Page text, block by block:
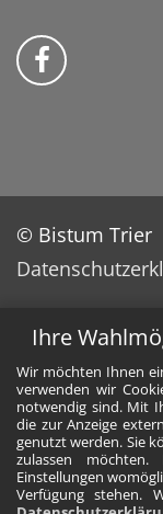
Ihre
Wir möchten Ihnen
verwenden wir
notwendig sind. Mit
die zur Anzeige
genutzt werden. Sie
zulassen
Einstellungen
Verfügung stehen.
Bistum
© Bistum Trier